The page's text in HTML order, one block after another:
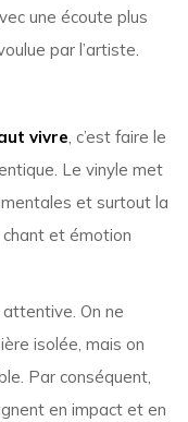
une écoute plus
par l’artiste.
vivre, c’est faire le
Le vinyle met
et surtout la
chant et émotion
On ne
isolée, mais on
Par conséquent,
en impact et en